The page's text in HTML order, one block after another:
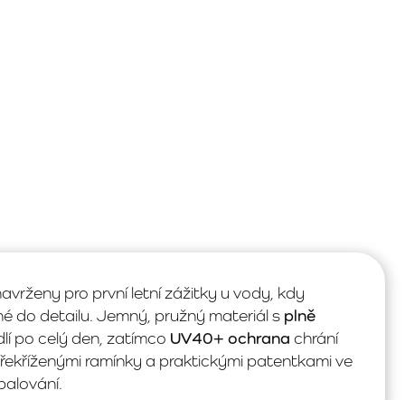
pro první letní zážitky u vody, kdy
do detailu. Jemný, pružný materiál s plně
po celý den, zatímco UV40+ ochrana chrání
ramínky a praktickými patentkami ve